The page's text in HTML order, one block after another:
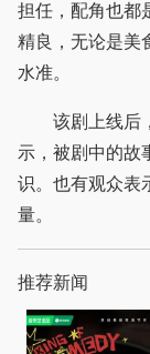
担任，配角也都
精良，无论是美
水准。
该剧上线后，
示，被剧中的故
识。也有观众表
量。
推荐新闻